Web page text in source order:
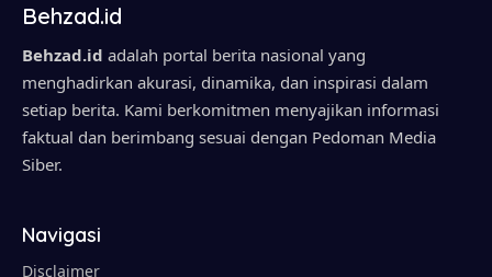
Behzad.id
Behzad.id adalah portal berita nasional yang
menghadirkan akurasi, dinamika, dan inspirasi dalam
setiap berita. Kami berkomitmen menyajikan informasi
faktual dan berimbang sesuai dengan Pedoman Media
Siber.
Navigasi
Disclaimer